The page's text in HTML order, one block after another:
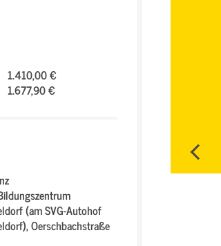
1.410,00 €
1.677,90 €
(am SVG-Autohof
Oerschbachstraße